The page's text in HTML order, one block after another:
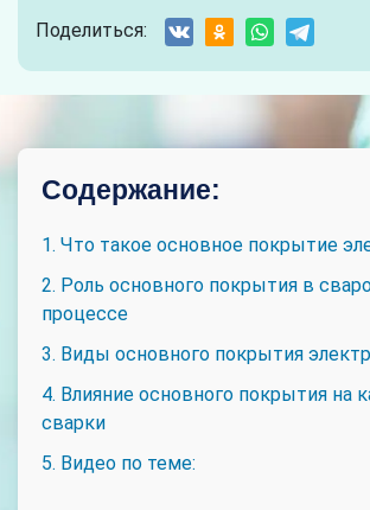
Поделиться:
Содержание:
1. Что такое основное покрытие
2. Роль основного покрытия в
процессе
3. Виды основного покрытия
4. Влияние основного покрытия на
сварки
5. Видео по теме: